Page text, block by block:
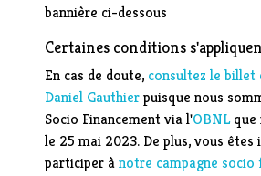
bannière ci-dessous
Certaines conditions
En cas de doute, consultez le billet
Daniel Gauthierpuisque nous
Socio Financement via l'OBNLque
le 25 mai 2023. De plus, vous
participer ànotre campagne socio